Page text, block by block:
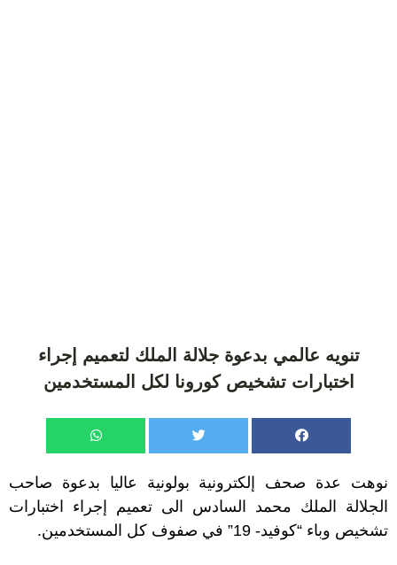
تنويه عالمي بدعوة جلالة الملك لتعميم إجراء
اختبارات تشخيص كورونا لكل المستخدمين
نوهت عدة صحف إلكترونية بولونية عاليا بدعوة صاحب
الجلالة الملك محمد السادس الى تعميم إجراء اختبارات
تشخيص وباء “كوفيد- 19” في صفوف كل المستخدمين.